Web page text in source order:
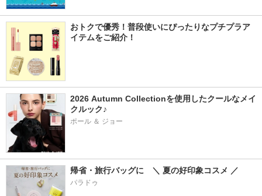
おトクで優秀！普段使いにぴったりなプチプラア
イテムをご紹介！
2026 Autumn Collectionを使用したクールなメイ
クルック♪
ポール ＆ ジョー
帰省・旅行バッグに　＼ 夏の好印象コスメ ／
パラドゥ